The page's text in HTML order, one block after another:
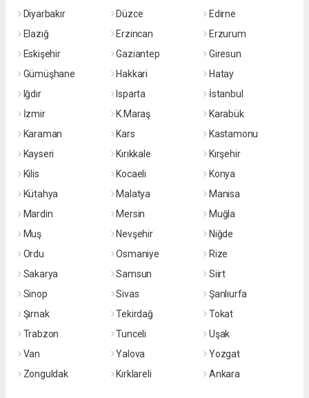
Diyarbakır
Düzce
Edirne
Elazığ
Erzincan
Erzurum
Eskişehir
Gaziantep
Giresun
Gümüşhane
Hakkari
Hatay
Iğdır
Isparta
İstanbul
İzmir
K.Maraş
Karabük
Karaman
Kars
Kastamonu
Kayseri
Kırıkkale
Kırşehir
Kilis
Kocaeli
Konya
Kütahya
Malatya
Manisa
Mardin
Mersin
Muğla
Muş
Nevşehir
Niğde
Ordu
Osmaniye
Rize
Sakarya
Samsun
Siirt
Sinop
Sivas
Şanlıurfa
Şırnak
Tekirdağ
Tokat
Trabzon
Tunceli
Uşak
Van
Yalova
Yozgat
Zonguldak
Kırklareli Ankara